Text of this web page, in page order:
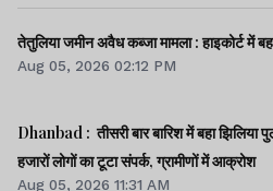
तेतुलिया जमीन अवैध कब्जा मामला : हाइकोर्ट में
Aug 05, 2026 02:12 PM
Dhanbad : तीसरी बार बारिश में बहा झिलिया
हजारों लोगों का टूटा संपर्क, ग्रामीणों में आक्रोश
Aug 05, 2026 11:31 AM